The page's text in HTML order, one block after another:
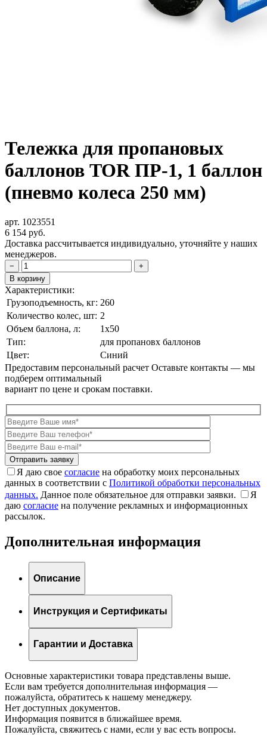
Тележка для пропановых
баллонов TOR ПР-1, 1 баллон
(пневмо колеса 250 мм)
арт. 1023551
6 154 руб.
Доставка рассчитывается индивидуально, уточняйте у наших
менеджеров.
−
+
В корзину
Характеристики:
Грузоподъемность, кг: 260
Количество колес, шт: 2
Объем баллона, л:
1х50
Тип:
для пропановх баллонов
Цвет:
Синий
Предоставим персональный расчет Оставьте контакты — мы
подберем оптимальный
вариант по цене и срокам поставки.
Я даю свое согласие на обработку моих персональных
данных в соответствии с Политикой обработки персональных
данных. Данное поле обязательное для отправки заявки.
Я
даю согласие на получение рекламных и информационных
рассылок.
Дополнительная информация
Описание
Инструкция и Сертификаты
Гарантии и Доставка
Основные характеристики товара представлены выше.
Если вам требуется дополнительная информация —
пожалуйста, обратитесь к нашему менеджеру.
Нет доступных документов.
Информация появится в ближайшее время.
Пожалуйста, свяжитесь с нами, если у вас есть вопросы.